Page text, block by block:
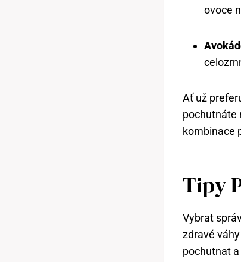
ovoce
Ať už
pochutnáte
kombinace
Tipy
Vybrat
zdravé
pochutnat